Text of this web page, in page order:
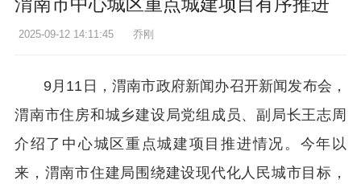
2025-09-12 14:11:45 乔刚
9月11日，渭南市政府新闻办召开新闻发布会，
渭南市住房和城乡建设局党组成员、副局长王志周
介绍了中心城区重点城建项目推进情况。今年以
来，渭南市住建局围绕建设现代化人民城市目标，